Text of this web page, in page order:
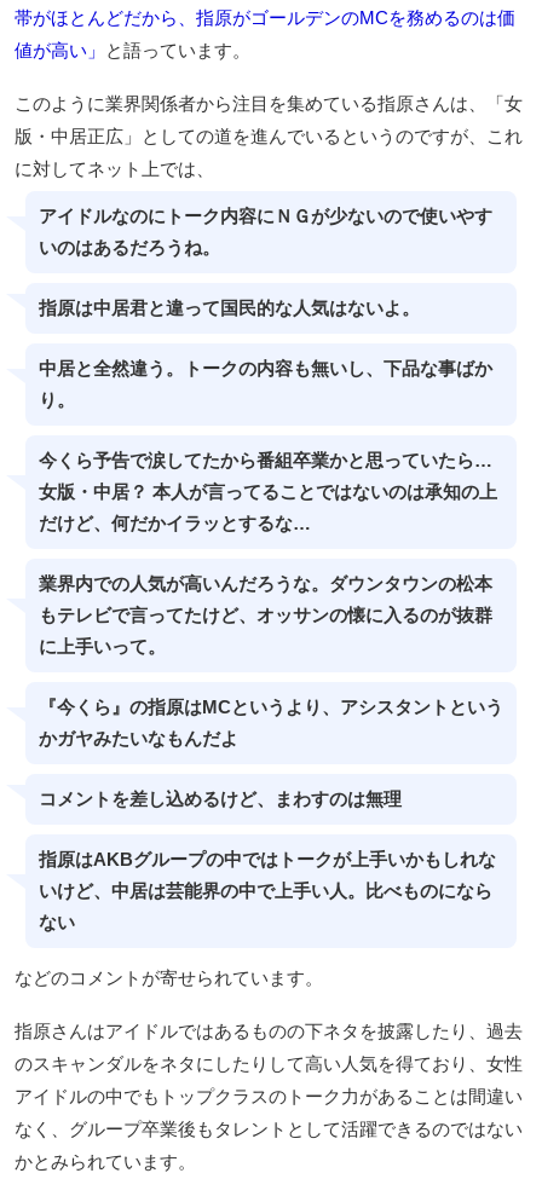
帯がほとんどだから、指原がゴールデンのMCを務めるのは価
値が高い」
と語っています。
このように業界関係者から注目を集めている指原さんは、「女
版・中居正広」としての道を進んでいるというのですが、これ
に対してネット上では、
アイドルなのにトーク内容にＮＧが少ないので使いやす
いのはあるだろうね。
指原は中居君と違って国民的な人気はないよ。
中居と全然違う。トークの内容も無いし、下品な事ばか
り。
今くら予告で涙してたから番組卒業かと思っていたら…
女版・中居？ 本人が言ってることではないのは承知の上
だけど、何だかイラッとするな…
業界内での人気が高いんだろうな。ダウンタウンの松本
もテレビで言ってたけど、オッサンの懐に入るのが抜群
に上手いって。
『今くら』の指原はMCというより、アシスタントという
かガヤみたいなもんだよ
コメントを差し込めるけど、まわすのは無理
指原はAKBグループの中ではトークが上手いかもしれな
いけど、中居は芸能界の中で上手い人。比べものになら
ない
などのコメントが寄せられています。
指原さんはアイドルではあるものの下ネタを披露したり、過去
のスキャンダルをネタにしたりして高い人気を得ており、女性
アイドルの中でもトップクラスのトーク力があることは間違い
なく、グループ卒業後もタレントとして活躍できるのではない
かとみられています。